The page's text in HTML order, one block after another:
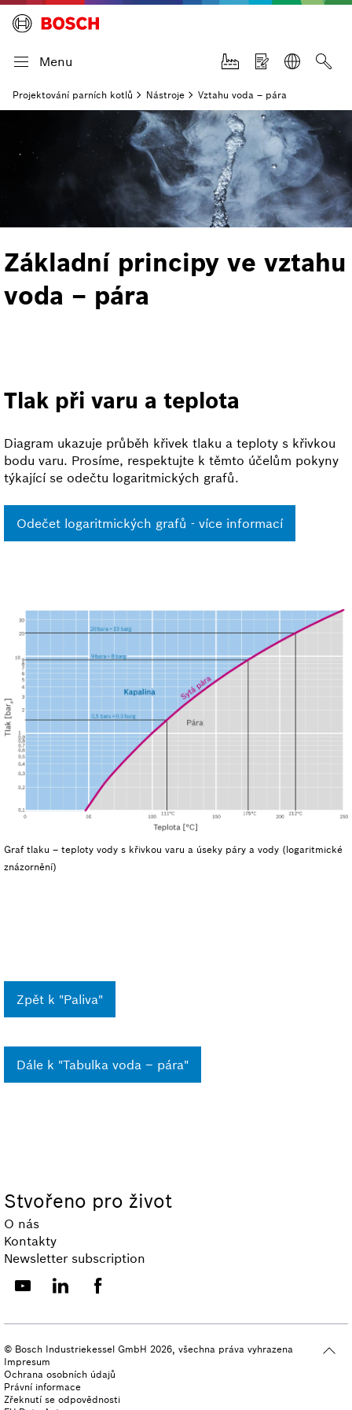
Menu
Projektování parních kotlů Nástroje Vztahu voda – pára
Základní principy ve vztahu
voda – pára
Tlak při varu a teplota
Diagram ukazuje průběh křivek tlaku a teploty s křivkou
bodu varu. Prosíme, respektujte k těmto účelům pokyny
týkající se odečtu logaritmických grafů.
Odečet logaritmických grafů - více informací
Graf tlaku – teploty vody s křivkou varu a úseky páry a vody (logaritmické
znázornění)
Zpět k "Paliva"
Dále k "Tabulka voda – pára"
Stvořeno pro život
O nás
Kontakty
Newsletter subscription
© Bosch Industriekessel GmbH 2026, všechna práva vyhrazena
Impresum
Ochrana osobních údajů
Právní informace
Zřeknutí se odpovědnosti